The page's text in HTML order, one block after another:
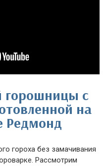
горошницы с
на
Редмонд
гороха без замачивания
Рассмотрим